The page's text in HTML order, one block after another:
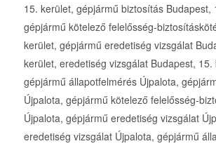
15. kerület, gépjármű biztosítás Budapest,
gépjármű kötelező felelősség-
kerület, gépjármű eredetiség vizsgálat
kerület, eredetiség vizsgálat Budapest, 15.
gépjármű állapotfelmérés Újpalota,
Újpalota, gépjármű kötelező felelősség-
Újpalota, gépjármű eredetiség vizsgálat
eredetiség vizsgálat Újpalota, gépjármű